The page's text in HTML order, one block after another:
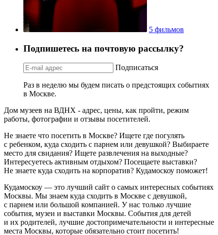
5 фильмов
Подпишетесь на почтовую рассылку?
Подписаться
Раз в неделю мы будем писать о предстоящих событиях
в Москве.
Дом музеев на ВДНХ - адрес, цены, как пройти, режим
работы, фотографии и отзывы посетителей.
Не знаете что посетить в Москве? Ищете где погулять
с ребенком, куда сходить с парнем или девушкой? Выбираете
место для свидания? Ищете развлечения на выходные?
Интересуетесь активным отдыхом? Посещаете выставки?
Не знаете куда сходить на корпоратив? Кудамоскоу поможет!
Кудамоскоу — это лучший сайт о самых интересных событиях
Москвы. Мы знаем куда сходить в Москве с девушкой,
с парнем или большой компанией. У нас только лучшие
события, музеи и выставки Москвы. События для детей
и их родителей, лучшие достопримечательности и интересные
места Москвы, которые обязательно стоит посетить!